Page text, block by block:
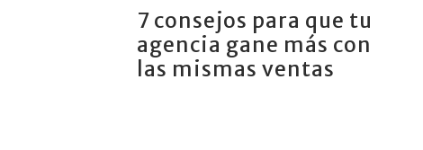
7 consejos para que tu
agencia gane más con
las mismas ventas